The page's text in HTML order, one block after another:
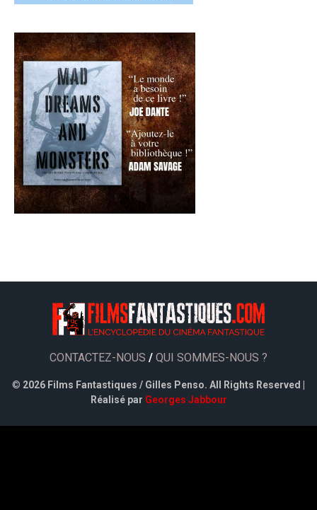
CONTACTEZ-NOUS / QUI SOMMES-NOUS ?
© 2026 Films Fantastiques / Gilles Penso. All Rights Reserved |
Réalisé par Georges Jabbour